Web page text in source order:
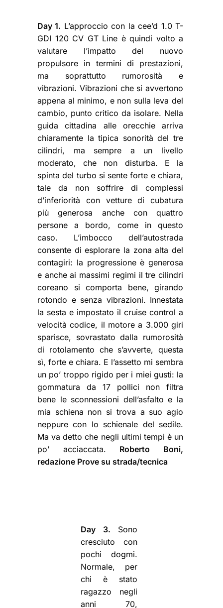
Day 1. L’approccio con la cee’d 1.0 T-
GDI 120 CV GT Line è quindi volto a
valutare l’impatto del nuovo
propulsore in termini di prestazioni,
ma soprattutto rumorosità e
vibrazioni. Vibrazioni che si avvertono
appena al minimo, e non sulla leva del
cambio, punto critico da isolare. Nella
guida cittadina alle orecchie arriva
chiaramente la tipica sonorità del tre
cilindri, ma sempre a un livello
moderato, che non disturba. E la
spinta del turbo si sente forte e chiara,
tale da non soffrire di complessi
d’inferiorità con vetture di cubatura
più generosa anche con quattro
persone a bordo, come in questo
caso. L’imbocco dell’autostrada
consente di esplorare la zona alta del
contagiri: la progressione è generosa
e anche ai massimi regimi il tre cilindri
coreano si comporta bene, girando
rotondo e senza vibrazioni. Innestata
la sesta e impostato il cruise control a
velocità codice, il motore a 3.000 giri
sparisce, sovrastato dalla rumorosità
di rotolamento che s’avverte, questa
sì, forte e chiara. E l’assetto mi sembra
un po’ troppo rigido per i miei gusti: la
gommatura da 17 pollici non filtra
bene le sconnessioni dell’asfalto e la
mia schiena non si trova a suo agio
neppure con lo schienale del sedile.
Ma va detto che negli ultimi tempi è un
po’ acciaccata. Roberto Boni,
redazione Prove su strada/tecnica
Day 3. Sono
cresciuto con
pochi dogmi.
Normale, per
chi è stato
ragazzo negli
anni 70,